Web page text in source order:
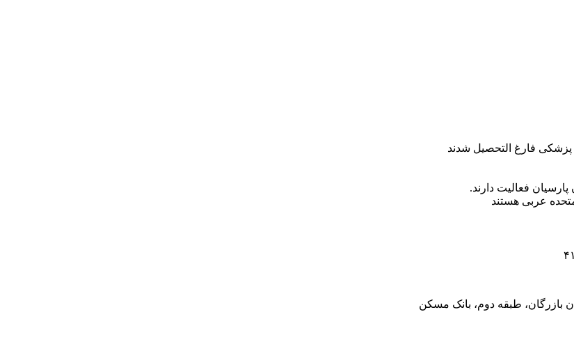
عربی هستند
بازرگان، طبقه دوم، بانک مسکن